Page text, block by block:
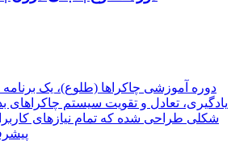
دوره آموزشی چاکراها (طلوع)، یک برنامه
یادگیری، تعادل و تقویت سیستم چاکراهای
شکلی طراحی شده که تمام نیازهای